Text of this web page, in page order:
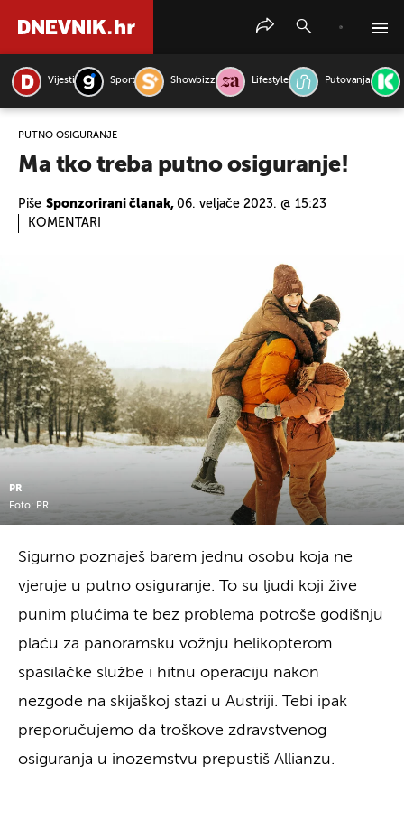
Vijesti Sport Showbizz Lifestyle Putovanja
PUTNO OSIGURANJE
Ma tko treba putno osiguranje!
Piše Sponzorirani članak, 06. veljače 2023. @ 15:23
KOMENTARI
PR
Foto: PR
Sigurno poznaješ barem jednu osobu koja ne
vjeruje u putno osiguranje. To su ljudi koji žive
punim plućima te bez problema potroše godišnju
plaću za panoramsku vožnju helikopterom
spasilačke službe i hitnu operaciju nakon
nezgode na skijaškoj stazi u Austriji. Tebi ipak
preporučujemo da troškove zdravstvenog
osiguranja u inozemstvu prepustiš Allianzu.
PRETRAŽITE VIJESTI